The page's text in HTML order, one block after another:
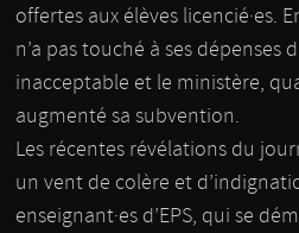
offertes aux élèves licencié·es.
n’a pas touché à ses dépenses
inacceptable et le ministère,
augmenté sa subvention.
Les récentes révélations du
un vent de colère et
enseignant·es d’EPS, qui se